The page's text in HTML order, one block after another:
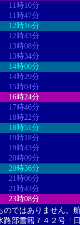
11時10分
11時47分
12時16分
12時43分
13時08分
13時34分
14時00分
14時29分
15時04分
16時24分
17時46分
18時22分
18時51分
19時18分
19時43分
20時09分
20時36分
21時06分
21時43分
23時08分
のではありません。
部書籍７４２号「